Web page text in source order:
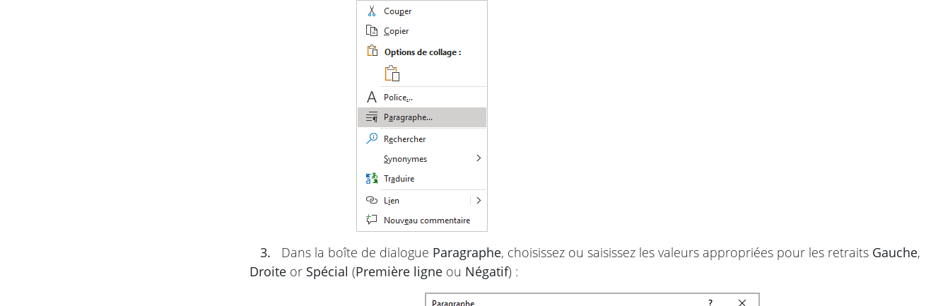
3. Dans la boîte de dialogue Paragraphe, choisissez ou saisissez les valeurs appropriées pour les retraits Gauche,
Droite or Spécial (Première ligne ou Négatif) :